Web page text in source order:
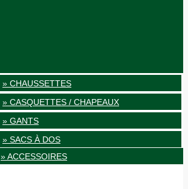
» CHAUSSETTES
» CASQUETTES / CHAPEAUX
» GANTS
» SACS À DOS
» ACCESSOIRES